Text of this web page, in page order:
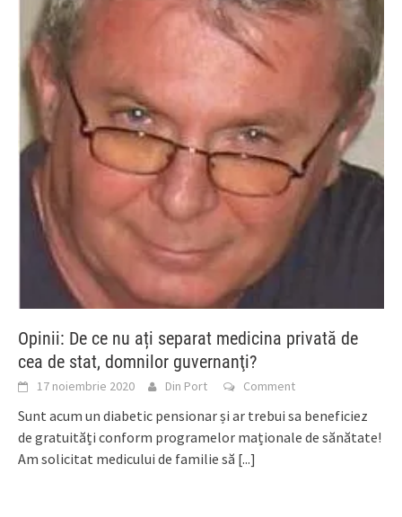
Opinii: De ce nu ați separat medicina privată de
cea de stat, domnilor guvernanţi?
17 noiembrie 2020 Din Port Comment
Sunt acum un diabetic pensionar și ar trebui sa beneficiez
de gratuități conform programelor maționale de sănătate!
Am solicitat medicului de familie să [...]